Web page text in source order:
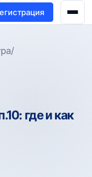
/
где и как